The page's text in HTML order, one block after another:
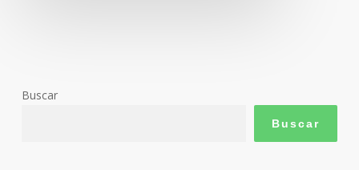
Buscar
Buscar